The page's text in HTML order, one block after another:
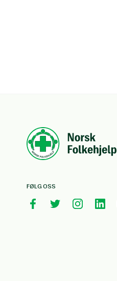
FØLG OSS